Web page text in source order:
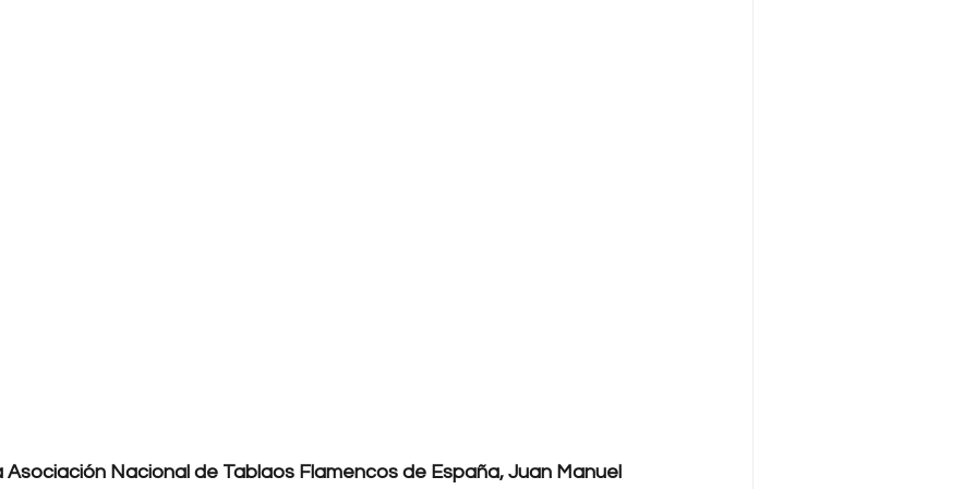
Asociación Nacional de Tablaos Flamencos de España, Juan Manuel